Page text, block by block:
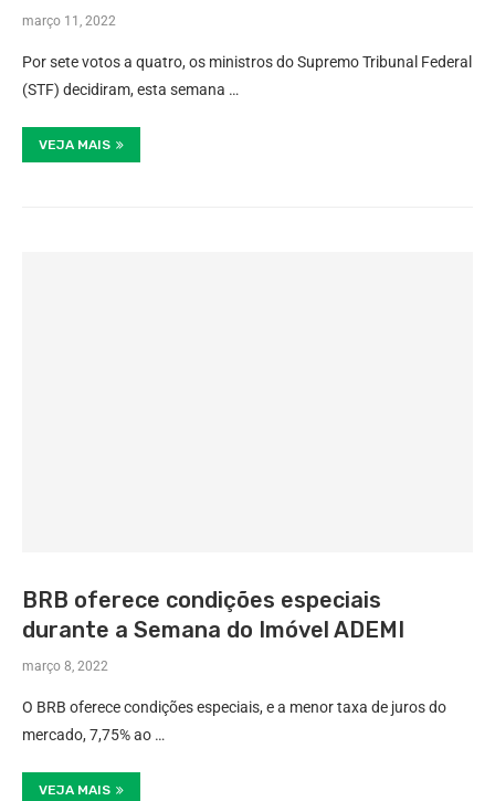
março 11, 2022
Por sete votos a quatro, os ministros do Supremo Tribunal Federal
(STF) decidiram, esta semana …
VEJA MAIS
BRB oferece condições especiais
durante a Semana do Imóvel ADEMI
março 8, 2022
O BRB oferece condições especiais, e a menor taxa de juros do
mercado, 7,75% ao …
VEJA MAIS